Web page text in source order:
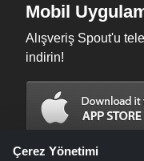
Mobil
Alışveriş Spout'u
indirin!
Çerez Yönetimi